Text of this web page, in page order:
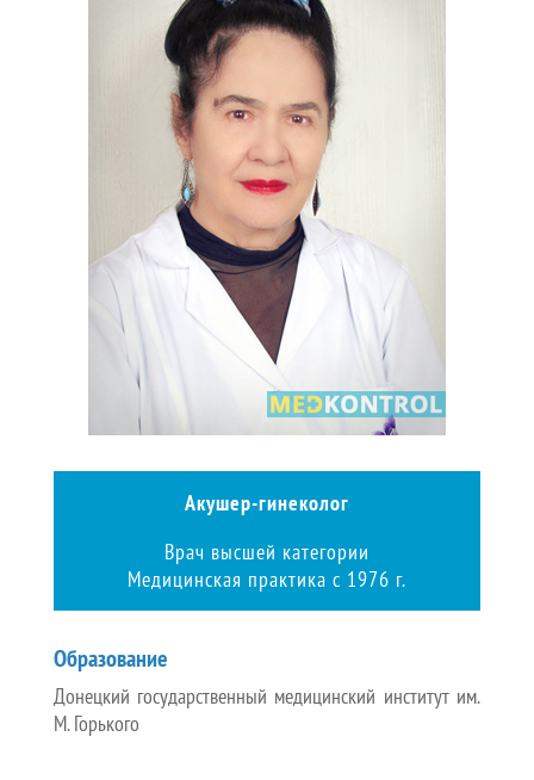
Акушер-гинеколог
Врач высшей категории
Медицинская практика с 1976 г.
Образование
Донецкий государственный медицинский институт им.
М. Горького